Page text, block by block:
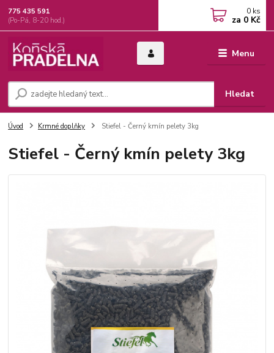
Menu
Hledat
775 435 591
(Po-Pá, 8-20 hod.)
0 ks
za 0 Kč
Úvod Krmné doplňky Stiefel - Černý kmín pelety 3kg
Stiefel - Černý kmín pelety 3kg